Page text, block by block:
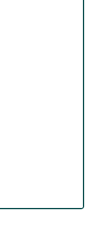
in der Sie um
durch